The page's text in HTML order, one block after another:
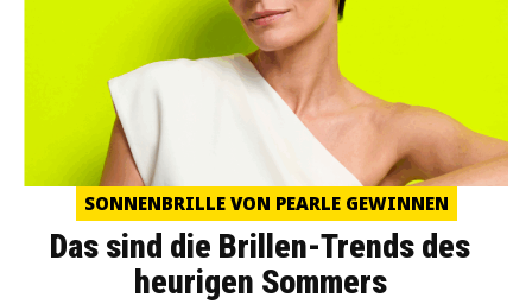
SONNENBRILLE VON PEARLE GEWINNEN
Das sind die Brillen-Trends des
heurigen Sommers